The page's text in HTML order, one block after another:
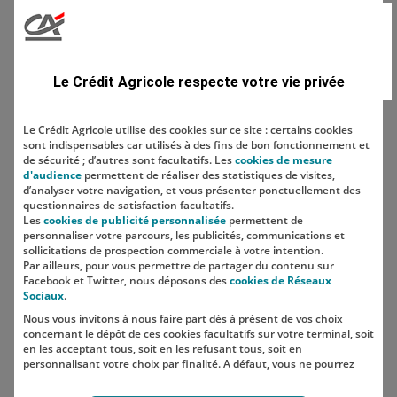
Localisation
SUIVEZ-NOUS SUR LES RÉSEAUX
SOCIAUX
Le Crédit Agricole respecte votre vie privée
Le Crédit Agricole utilise des cookies sur ce site : certains cookies
sont indispensables car utilisés à des fins de bon fonctionnement et
de sécurité ; d’autres sont facultatifs. Lescookies de mesure
d'audience permettent de réaliser des statistiques de visites,
d’analyser votre navigation, et vous présenter ponctuellement des
questionnaires de satisfaction facultatifs.
Lescookies de publicité personnalisée permettent de
personnaliser votre parcours, les publicités, communications et
sollicitations de prospection commerciale à votre intention.
Par ailleurs, pour vous permettre de partager du contenu sur
Facebook et Twitter, nous déposons descookies de Réseaux
Sociaux.
Nous vous invitons à nous faire part dès à présent de vos choix
concernant le dépôt de ces cookies facultatifs sur votre terminal, soit
en les acceptant tous, soit en les refusant tous, soit en
personnalisant votre choix par finalité. A défaut, vous ne pourrez